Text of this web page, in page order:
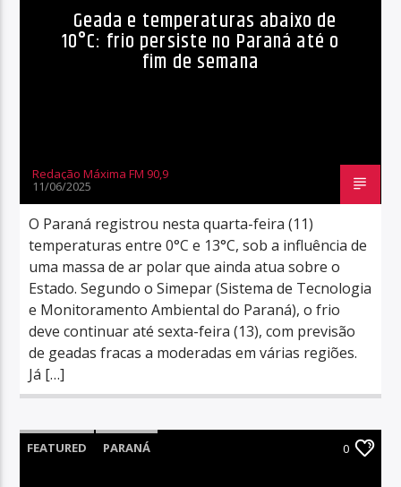
Geada e temperaturas abaixo de
10°C: frio persiste no Paraná até o
fim de semana
Redação Máxima FM 90,9
11/06/2025
O Paraná registrou nesta quarta-feira (11)
temperaturas entre 0°C e 13°C, sob a influência de
uma massa de ar polar que ainda atua sobre o
Estado. Segundo o Simepar (Sistema de Tecnologia
e Monitoramento Ambiental do Paraná), o frio
deve continuar até sexta-feira (13), com previsão
de geadas fracas a moderadas em várias regiões.
Já […]
FEATURED PARANÁ 0